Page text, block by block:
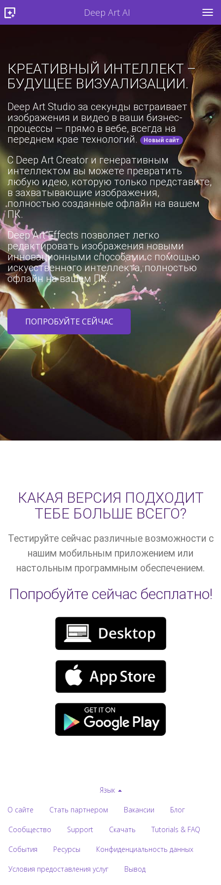
Deep Art AI
КРЕАТИВНЫЙ ИНТЕЛЛЕКТ –
БУДУЩЕЕ ВИЗУАЛИЗАЦИИ.
Deep Art Studio за секунды встраивает
изображения и видео в ваши бизнес-
процессы — прямо в вебе, всегда на
переднем крае технологий.
Новый сайт
С Deep Art Creator и генеративным
интеллектом вы можете превратить
любую идею, которую только представите,
в захватывающие изображения,
полностью созданные офлайн на вашем
ПК.
Deep Art Effects позволяет легко
редактировать изображения новыми
инновационными способами с помощью
искусственного интеллекта, полностью
офлайн на вашем ПК.
ПОПРОБУЙТЕ СЕЙЧАС
КАКАЯ ВЕРСИЯ ПОДХОДИТ
ТЕБЕ БОЛЬШЕ ВСЕГО?
Тестируйте сейчас различные возможности с
нашим мобильным приложением или
настольным программным обеспечением.
Попробуйте сейчас бесплатно!
Язык
О сайте Стать партнером Вакансии Блог
Сообщество Support Скачать Tutorials & FAQ
События Ресурсы Конфиденциальность данных
Условия предоставления услуг Вывод